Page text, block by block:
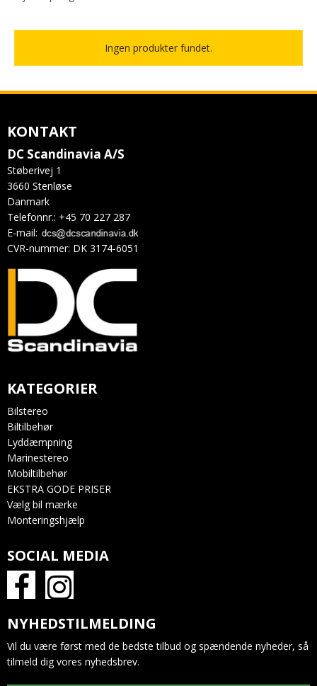
Ingen produkter fundet.
KONTAKT
DC Scandinavia A/S
Støberivej 1
3660 Stenløse
Danmark
Telefonnr.: +45 70 227 287
E-mail:
CVR-nummer: DK 3174-6051
KATEGORIER
Bilstereo
Biltilbehør
Lyddæmpning
Marinestereo
Mobiltilbehør
EKSTRA GODE PRISER
Vælg bil mærke
Monteringshjælp
SOCIAL MEDIA
NYHEDSTILMELDING
Vil du være først med de bedste tilbud og spændende nyheder, så
tilmeld dig vores nyhedsbrev.